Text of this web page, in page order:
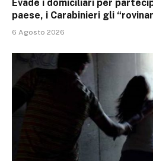
Evade i domiciliari per
paese, i Carabinieri gli
6 Agosto 2026